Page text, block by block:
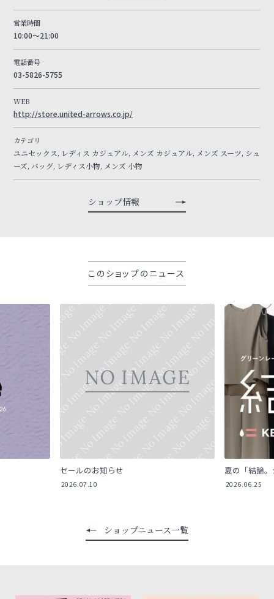
営業時間
10:00～21:00
電話番号
03-5826-5755
WEB
http://store.united-arrows.co.jp/
カテゴリ
ユニセックス, レディス カジュアル, メンズ カジュアル, メンズ スーツ, シュ
ーズ, バッグ, レディス小物, メンズ 小物
ショップ情報
このショップのニュース
セールのお知らせ
2026.07.10
夏の「結論
2026.06.25
ショップニュース一覧